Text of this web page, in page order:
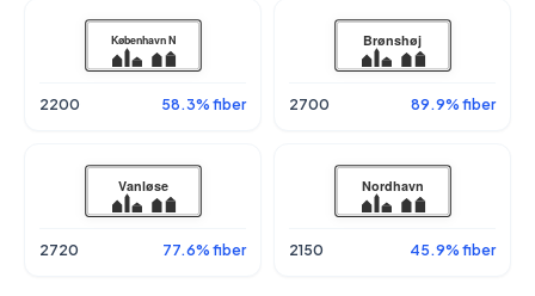
2200 58.3% fiber 2700 89.9% fiber
2720 77.6% fiber 2150 45.9% fiber